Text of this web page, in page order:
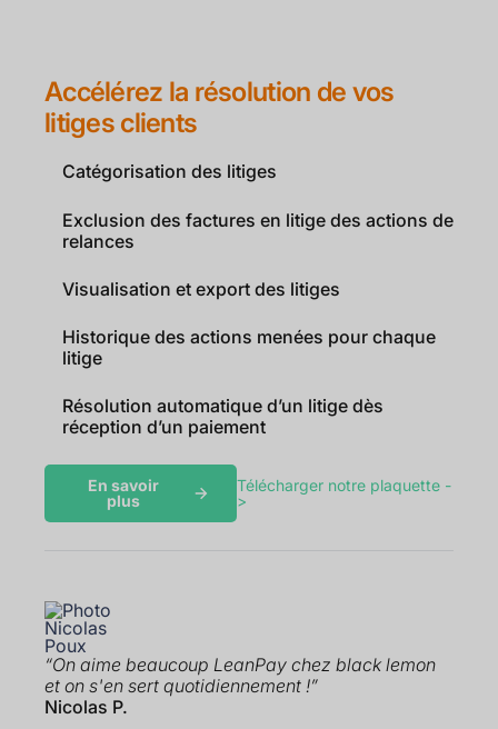
Accélérez la résolution de vos
litiges clients
Catégorisation des litiges
Exclusion des factures en litige des actions de
relances
Visualisation et export des litiges
Historique des actions menées pour chaque
litige
Résolution automatique d’un litige dès
réception d’un paiement
En savoir
plus
Télécharger notre plaquette -
>
“On aime beaucoup LeanPay chez black lemon
et on s'en sert quotidiennement !”
Nicolas P.